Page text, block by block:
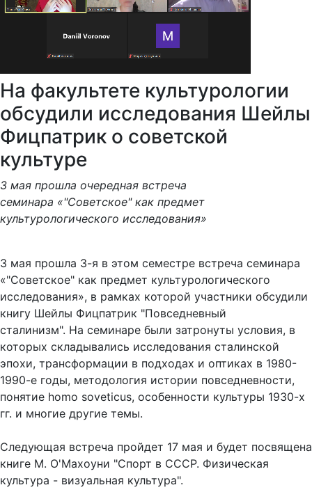
На факультете культурологии
обсудили исследования Шейлы
Фицпатрик о советской
культуре
3 мая прошла очередная встреча
семинара «"Советское" как предмет
культурологического исследования»
3 мая прошла 3-я в этом семестре встреча семинара
«"Советское" как предмет культурологического
исследования», в рамках которой участники обсудили
книгу Шейлы Фицпатрик "Повседневный
сталинизм". На семинаре были затронуты условия, в
которых складывались исследования сталинской
эпохи, трансформации в подходах и оптиках в 1980-
1990-е годы, методология истории повседневности,
понятие homo soveticus, особенности культуры 1930-х
гг. и многие другие темы.
Следующая встреча пройдет 17 мая и будет посвящена
книге М. О'Махоуни "Спорт в СССР. Физическая
культура - визуальная культура".